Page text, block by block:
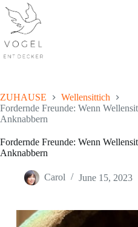
content
ZUHAUSE
Wellensittich
Fordernde Freunde: Wenn
Anknabbern
Fordernde Freunde: Wenn
Anknabbern
Carol June 15, 2023